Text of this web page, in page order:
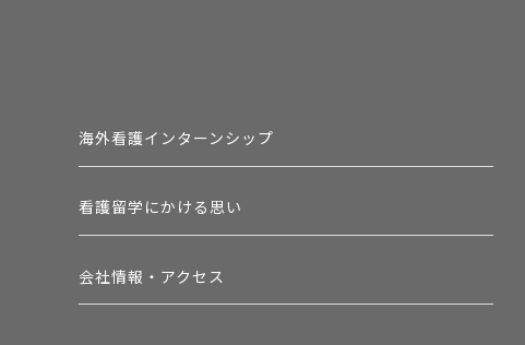
海外看護インターンシップ
看護留学にかける思い
会社情報・アクセス